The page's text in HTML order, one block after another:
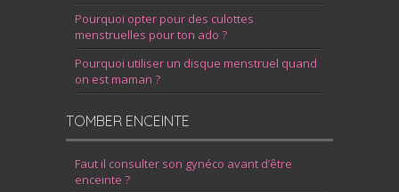
Pourquoi opter pour des culottes
menstruelles pour ton ado ?
Pourquoi utiliser un disque menstruel quand
on est maman ?
TOMBER ENCEINTE
Faut il consulter son gynéco avant d’être
enceinte ?